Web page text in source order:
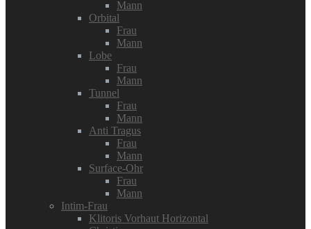
Mann
Orbital
Frau
Mann
Lobe
Frau
Mann
Tunnel
Frau
Mann
Anti Tragus
Frau
Mann
Surface-Ohr
Frau
Mann
Intim-Frau
Klitoris Vorhaut Horizontal